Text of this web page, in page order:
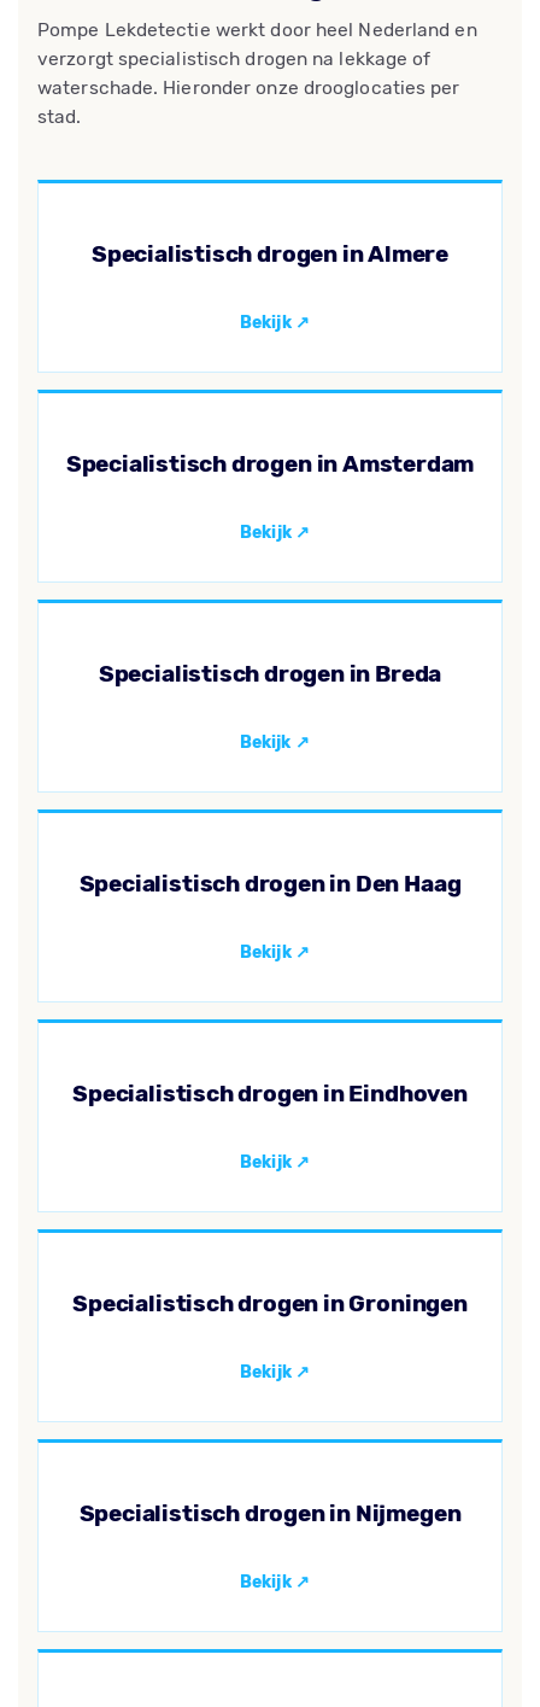
Pompe Lekdetectie werkt door heel Nederland en
verzorgt specialistisch drogen na lekkage of
waterschade. Hieronder onze drooglocaties per
stad.
Specialistisch drogen in Almere
Specialistisch drogen in Amsterdam
Specialistisch drogen in Breda
Specialistisch drogen in Den Haag
Specialistisch drogen in Eindhoven
Specialistisch drogen in Groningen
Specialistisch drogen in Nijmegen